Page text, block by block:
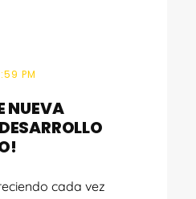
PM
NUEVA
cada vez